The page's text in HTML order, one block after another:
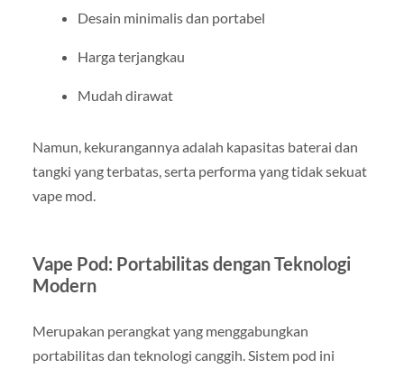
Desain minimalis dan portabel
Harga terjangkau
Mudah dirawat
Namun, kekurangannya adalah kapasitas baterai dan
tangki yang terbatas, serta performa yang tidak sekuat
vape mod.
Vape Pod: Portabilitas dengan Teknologi
Modern
Merupakan perangkat yang menggabungkan
portabilitas dan teknologi canggih. Sistem pod ini